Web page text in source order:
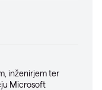
inženirjem ter
Microsoft